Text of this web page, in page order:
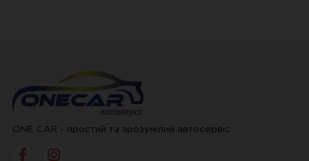
Досвід і різноманітність кваліфікацій 10
автомеханіків нашого автосервісу
дозволяють виконати також ремонт
або заміну окремих вузлів системи
ONE CAR - простий та зрозумілий автосервіс